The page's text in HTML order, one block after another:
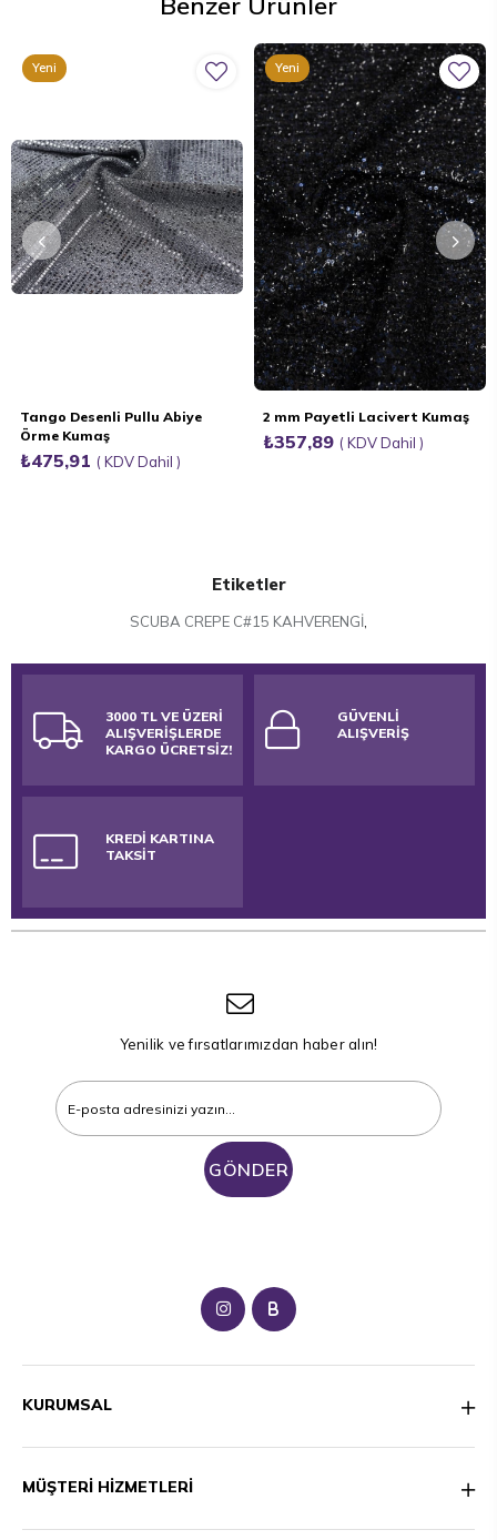
Tango Desenli Pullu Abiye
Örme Kumaş
₺475,91 KDV Dahil
Yeni
2 mm Payetli Lacivert Kumaş
₺357,89 KDV Dahil
Yeni
Ürün
Etiketler
SCUBA CREPE C#15 KAHVERENGİ
3000 TL VE ÜZERİ
ALIŞVERİŞLERDE
KARGO ÜCRETSİZ!
GÜVENLİ
ALIŞVERİŞ
KREDİ KARTINA
TAKSİT
Yenilik ve fırsatlarımızdan haber alın!
GÖNDER
B
KURUMSAL
MÜŞTERİ HİZMETLERİ